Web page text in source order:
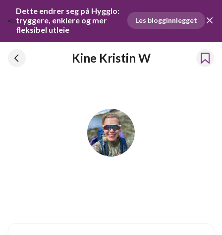
📣
Dette endrer seg på Hygglo:
tryggere, enklere og mer
fleksibel utleie
Les blogginnlegget
Kine Kristin W